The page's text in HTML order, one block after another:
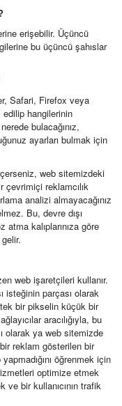
erişebilir. Üçüncü
bu üçüncü şahıslar
Safari, Firefox veya
edilip hangilerinin
bulacağınız,
ayarları bulmak için
web sitemizdeki
çevrimiçi reklamcılık
analizi almayacağınız
Bu, devre dışı
atma kalıplarınıza göre
web işaretçileri kullanır.
isteğinin parçası olarak
bir pikselin küçük bir
aracılığıyla, bu
olarak ya web sitemizde
reklam gösterilen bir
öğrenmek için
optimize etmek
bir kullanıcının trafik